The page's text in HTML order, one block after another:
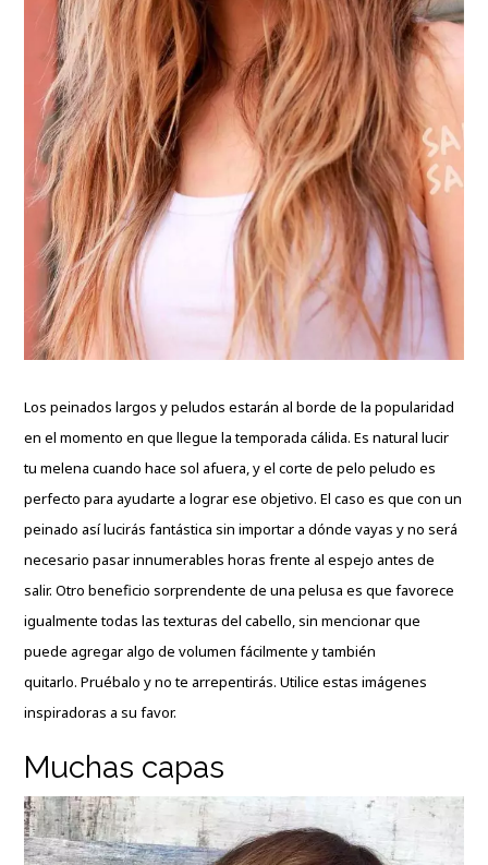
Los peinados largos y peludos estarán al borde de la popularidad
en el momento en que llegue la temporada cálida. Es natural lucir
tu melena cuando hace sol afuera, y el corte de pelo peludo es
perfecto para ayudarte a lograr ese objetivo. El caso es que con un
peinado así lucirás fantástica sin importar a dónde vayas y no será
necesario pasar innumerables horas frente al espejo antes de
salir. Otro beneficio sorprendente de una pelusa es que favorece
igualmente todas las texturas del cabello, sin mencionar que
puede agregar algo de volumen fácilmente y también
quitarlo. Pruébalo y no te arrepentirás. Utilice estas imágenes
inspiradoras a su favor.
Muchas capas